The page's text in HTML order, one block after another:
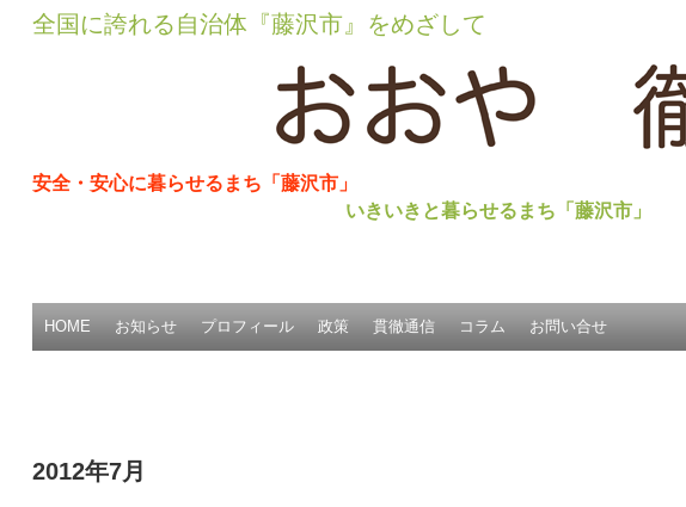
全国に誇れる自治体『藤沢市』をめざして
安全・安心に暮らせるまち「藤沢市」
いきいきと暮らせるまち「藤沢市」
HOME お知らせ プロフィール 政策 貫徹通信 コラム お問い合せ
2012年7月